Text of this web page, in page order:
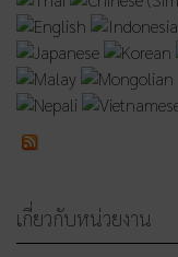
เกี่ยวกับหน่วยงาน